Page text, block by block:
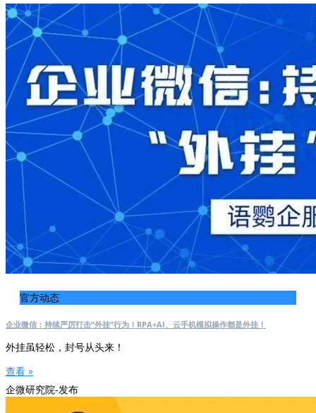
官方动态
企业微信：持续严厉打击“外挂”行为！RPA+AI、云手机模拟操作都是外挂！
外挂虽轻松，封号从头来！
查看 »
企微研究院-发布